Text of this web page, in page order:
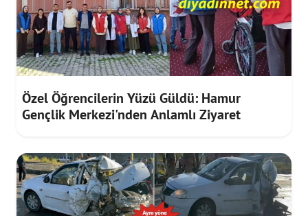
Özel Öğrencilerin Yüzü Güldü: Hamur
Gençlik Merkezi'nden Anlamlı Ziyaret